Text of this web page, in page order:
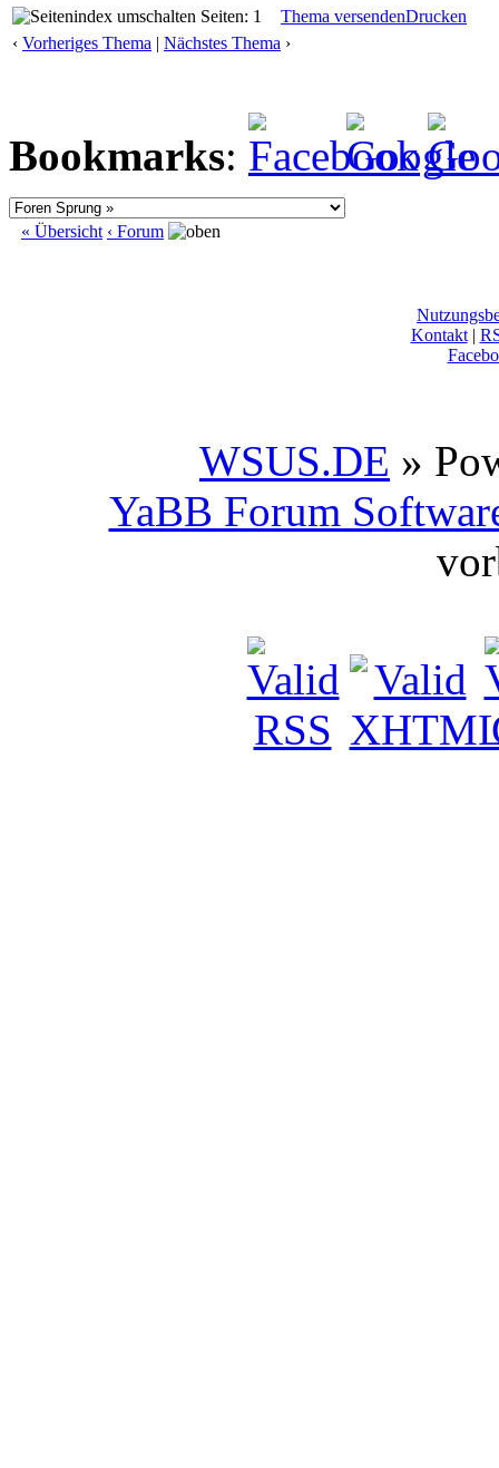
Seiten: 1 Thema versendenDrucken
‹ Vorheriges Thema | Nächstes Thema ›
Bookmarks:
« Übersicht ‹ Forum
Kontakt|
WSUS.DE »
YaBB Forum